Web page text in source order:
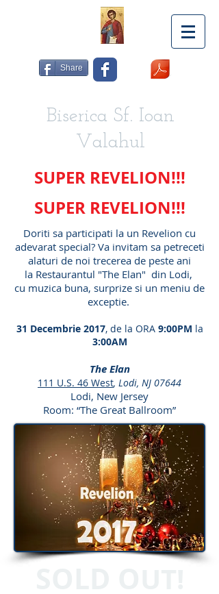
Share
Biserica Sf. Ioan
Valahul
SUPER REVELION!!!
SUPER REVELION!!!
Doriti sa participati la un Revelion cu
adevarat special? Va invitam sa petreceti
alaturi de noi trecerea de peste ani
la Restaurantul "The Elan" din Lodi,
cu muzica buna, surprize si un meniu de
exceptie.
31 Decembrie 2017, de la ORA 9:00PM la
3:00AM
The Elan
111 U.S. 46 West, Lodi, NJ 07644
Lodi, New Jersey
Room: “The Great Ballroom”